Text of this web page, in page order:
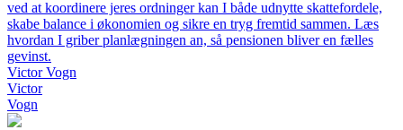
ved at koordinere jeres ordninger kan I både udnytte skattefordele,
skabe balance i økonomien og sikre en tryg fremtid sammen. Læs
hvordan I griber planlægningen an, så pensionen bliver en fælles
gevinst.
Victor Vogn
Victor
Vogn